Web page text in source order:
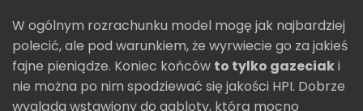
W ogólnym rozrachunku model mogę jak najbardziej
polecić, ale pod warunkiem, że wyrwiecie go za jakieś
fajne pieniądze. Koniec końców to tylko gazeciaki
nie można po nim spodziewać się jakości HPI. Dobrze
wygląda wstawiony do gabloty, którą mocno